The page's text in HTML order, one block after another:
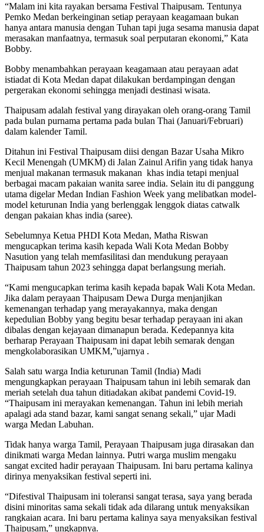
“Malam ini kita rayakan bersama Festival Thaipusam. Tentunya
Pemko Medan berkeinginan setiap perayaan keagamaan bukan
hanya antara manusia dengan Tuhan tapi juga sesama manusia dapat
merasakan manfaatnya, termasuk soal perputaran ekonomi,” Kata
Bobby.
Bobby menambahkan perayaan keagamaan atau perayaan adat
istiadat di Kota Medan dapat dilakukan berdampingan dengan
pergerakan ekonomi sehingga menjadi destinasi wisata.
Thaipusam adalah festival yang dirayakan oleh orang-orang Tamil
pada bulan purnama pertama pada bulan Thai (Januari/Februari)
dalam kalender Tamil.
Ditahun ini Festival Thaipusam diisi dengan Bazar Usaha Mikro
Kecil Menengah (UMKM) di Jalan Zainul Arifin yang tidak hanya
menjual makanan termasuk makanan khas india tetapi menjual
berbagai macam pakaian wanita saree india. Selain itu di panggung
utama digelar Medan Indian Fashion Week yang melibatkan model-
model keturunan India yang berlenggak lenggok diatas catwalk
dengan pakaian khas india (saree).
Sebelumnya Ketua PHDI Kota Medan, Matha Riswan
mengucapkan terima kasih kepada Wali Kota Medan Bobby
Nasution yang telah memfasilitasi dan mendukung perayaan
Thaipusam tahun 2023 sehingga dapat berlangsung meriah.
“Kami mengucapkan terima kasih kepada bapak Wali Kota Medan.
Jika dalam perayaan Thaipusam Dewa Durga menjanjikan
kemenangan terhadap yang merayakannya, maka dengan
kepedulian Bobby yang begitu besar terhadap perayaan ini akan
dibalas dengan kejayaan dimanapun berada. Kedepannya kita
berharap Perayaan Thaipusam ini dapat lebih semarak dengan
mengkolaborasikan UMKM,”ujarnya .
Salah satu warga India keturunan Tamil (India) Madi
mengungkapkan perayaan Thaipusam tahun ini lebih semarak dan
meriah setelah dua tahun ditiadakan akibat pandemi Covid-19.
“Thaipusam ini merayakan kemenangan. Tahun ini lebih meriah
apalagi ada stand bazar, kami sangat senang sekali,” ujar Madi
warga Medan Labuhan.
Tidak hanya warga Tamil, Perayaan Thaipusam juga dirasakan dan
dinikmati warga Medan lainnya. Putri warga muslim mengaku
sangat excited hadir perayaan Thaipusam. Ini baru pertama kalinya
dirinya menyaksikan festival seperti ini.
“Difestival Thaipusam ini toleransi sangat terasa, saya yang berada
disini minoritas sama sekali tidak ada dilarang untuk menyaksikan
rangkaian acara. Ini baru pertama kalinya saya menyaksikan festival
Thaipusam,” ungkapnya.